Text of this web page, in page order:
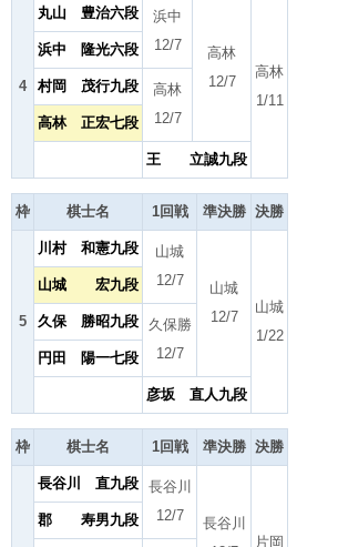
4
丸山 豊治六段
浜中
12/7
高林
12/7
高林
1/11
浜中 隆光六段
村岡 茂行九段
高林
12/7
高林 正宏七段
王 立誠九段
枠 棋士名 1回戦 準決勝 決勝
5
川村 和憲九段
山城
12/7
山城
12/7
山城
1/22
山城 宏九段
久保 勝昭九段
久保勝
12/7
円田 陽一七段
彦坂 直人九段
枠 棋士名 1回戦 準決勝 決勝
長谷川 直九段 長谷川
12/7
長谷川
片岡
郡 寿男九段